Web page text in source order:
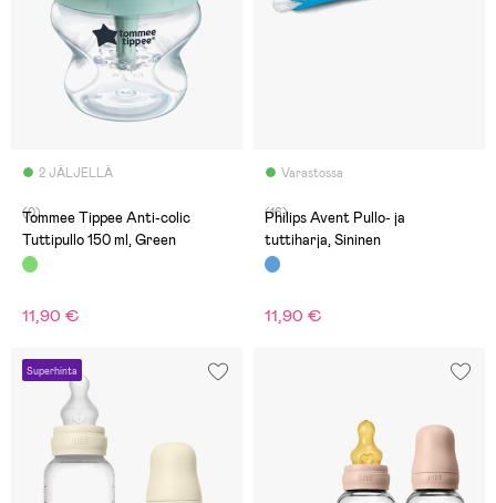
2 JÄLJELLÄ
(0)
Tommee Tippee Anti-colic
Tuttipullo 150 ml, Green
11,90 €
Varastossa
(16)
Philips Avent Pullo- ja
tuttiharja, Sininen
11,90 €
Superhinta